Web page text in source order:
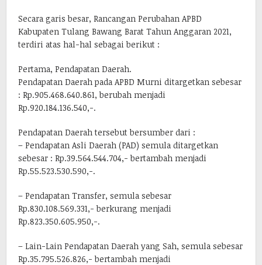
Secara garis besar, Rancangan Perubahan APBD
Kabupaten Tulang Bawang Barat Tahun Anggaran 2021,
terdiri atas hal-hal sebagai berikut :
Pertama, Pendapatan Daerah.
Pendapatan Daerah pada APBD Murni ditargetkan sebesar
: Rp.905.468.640.861, berubah menjadi
Rp.920.184.136.540,-.
Pendapatan Daerah tersebut bersumber dari :
– Pendapatan Asli Daerah (PAD) semula ditargetkan
sebesar : Rp.39.564.544.704,- bertambah menjadi
Rp.55.523.530.590,-.
– Pendapatan Transfer, semula sebesar
Rp.830.108.569.331,- berkurang menjadi
Rp.823.350.605.950,-.
– Lain-Lain Pendapatan Daerah yang Sah, semula sebesar
Rp.35.795.526.826,- bertambah menjadi